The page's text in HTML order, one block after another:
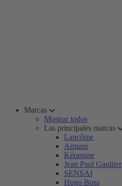
Marcas
Mostrar todos
Las principales marcas
Lancôme
Armani
Kérastase
Jean Paul Gaultier
SENSAI
Hugo Boss